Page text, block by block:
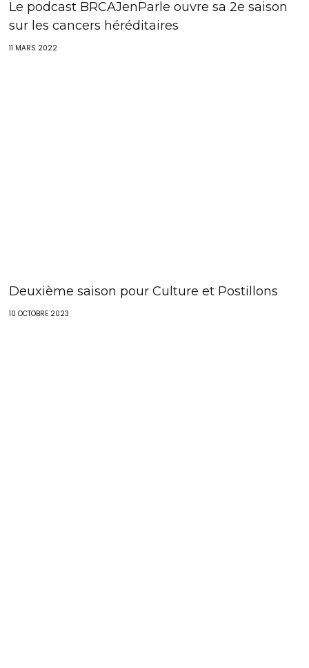
Le podcast BRCAJenParle ouvre sa 2e saison
sur les cancers héréditaires
11 MARS 2022
Deuxième saison pour Culture et Postillons
10 OCTOBRE 2023